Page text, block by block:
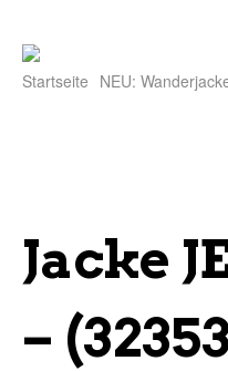
Startseite NEU:
Jacke
–